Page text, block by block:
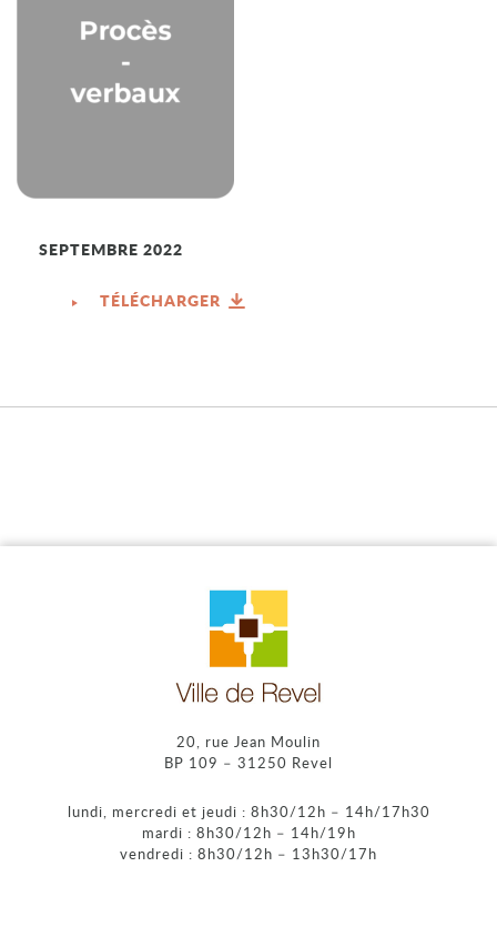
SEPTEMBRE 2022
TÉLÉCHARGER
20, rue Jean Moulin
BP 109 – 31250 Revel
lundi, mercredi et jeudi : 8h30/12h – 14h/17h30
mardi : 8h30/12h – 14h/19h
vendredi : 8h30/12h – 13h30/17h